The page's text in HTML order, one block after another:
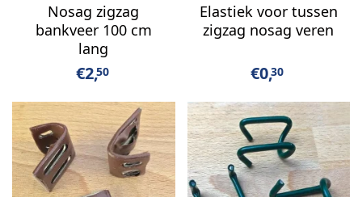
Nosag zigzag
bankveer 100 cm
lang
€2,50
Elastiek voor tussen
zigzag nosag veren
€0,30